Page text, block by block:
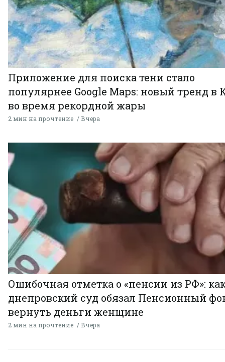
Приложение для поиска тени стало
популярнее Google Maps: новый тренд в
во время рекордной жары
2 мин на прочтение Вчера
Ошибочная отметка о «пенсии из РФ»:
днепровский суд обязал Пенсионный
вернуть деньги женщине
2 мин на прочтение Вчера